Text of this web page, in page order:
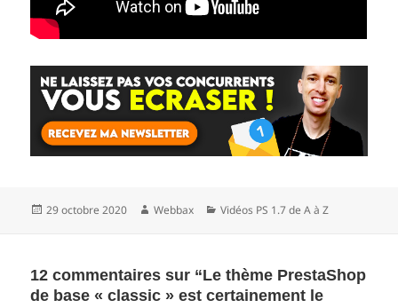
Publié
29 octobre 2020 Auteur
Webbax Catégories
Vidéos PS 1.7 de A à Z
12 commentaires sur “Le thème PrestaShop
de base « classic » est certainement le